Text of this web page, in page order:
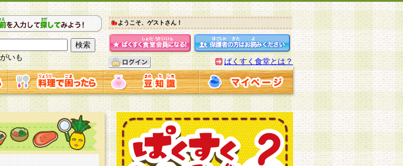
いも
ようこそ、ゲストさん！
ぱくすく食堂とは？